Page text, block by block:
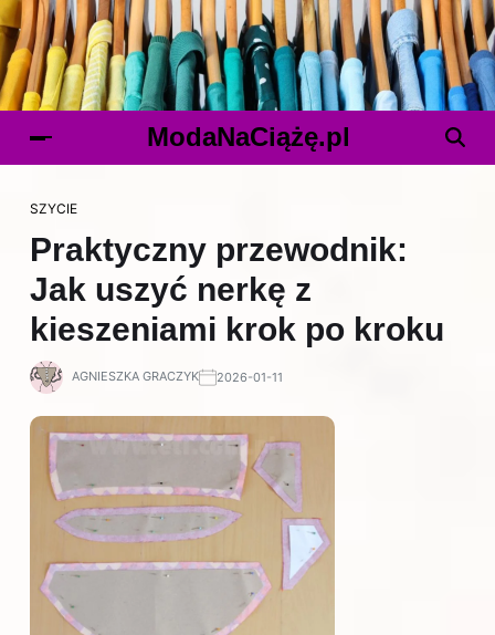
ModaNaCiążę.pl
SZYCIE
Praktyczny przewodnik:
Jak uszyć nerkę z
kieszeniami krok po kroku
AGNIESZKA GRACZYK 2026-01-11